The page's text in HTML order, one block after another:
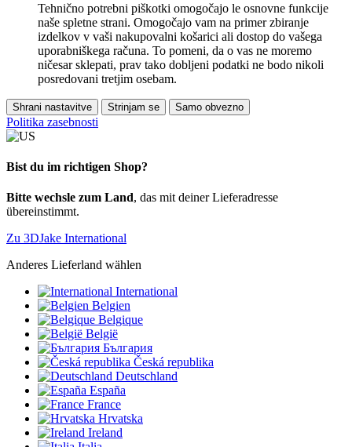
Tehnično potrebni piškotki omogočajo le osnovne funkcije
naše spletne strani. Omogočajo vam na primer zbiranje
izdelkov v vaši nakupovalni košarici ali dostop do vašega
uporabniškega računa. To pomeni, da o vas ne moremo
ničesar sklepati, prav tako dobljeni podatki ne bodo nikoli
posredovani tretjim osebam.
Shrani nastavitve Strinjam se Samo obvezno
Politika zasebnosti
Bist du im richtigen Shop?
Bitte wechsle zum Land, das mit deiner Lieferadresse
übereinstimmt.
Zu 3DJake International
Anderes Lieferland wählen
International
Belgien
Belgique
België
България
Česká republika
Deutschland
España
France
Hrvatska
Ireland